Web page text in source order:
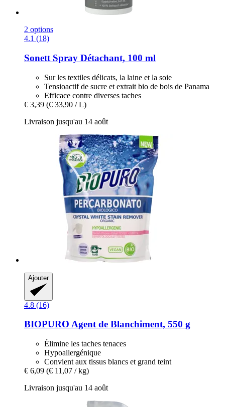
2 options
4.1 (18)
Sonett Spray Détachant, 100 ml
Sur les textiles délicats, la laine et la soie
Tensioactif de sucre et extrait bio de bois de Panama
Efficace contre diverses taches
€ 3,39 (€ 33,90 / L)
Livraison jusqu'au 14 août
Ajouter
4.8 (16)
BIOPURO Agent de Blanchiment, 550 g
Élimine les taches tenaces
Hypoallergénique
Convient aux tissus blancs et grand teint
€ 6,09 (€ 11,07 / kg)
Livraison jusqu'au 14 août